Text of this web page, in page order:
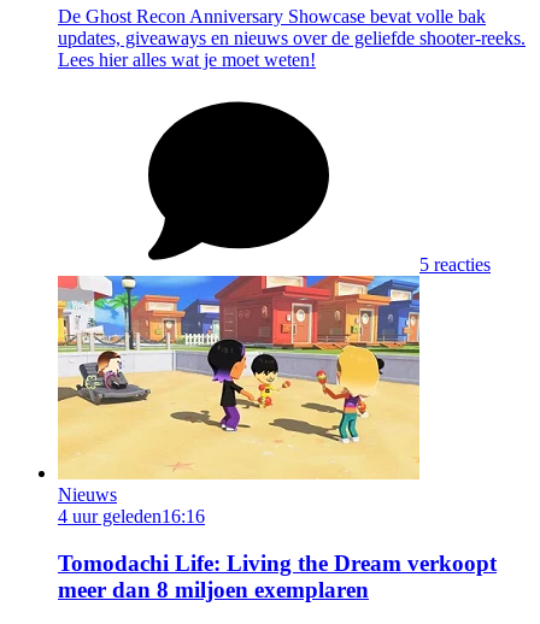
De Ghost Recon Anniversary Showcase bevat volle bak
updates, giveaways en nieuws over de geliefde shooter-reeks.
Lees hier alles wat je moet weten!
5 reacties
Nieuws
4 uur geleden16:16
Tomodachi Life: Living the Dream verkoopt
meer dan 8 miljoen exemplaren